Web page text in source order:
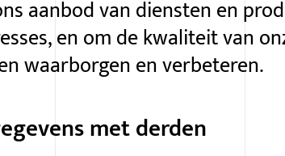
aanbod van diensten en
en om de kwaliteit van
waarborgen en verbeteren.
met derden